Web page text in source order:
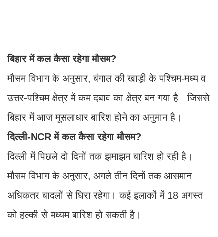
बिहार में कल कैसा रहेगा मौसम?
मौसम विभाग के अनुसार, बंगाल की खाड़ी के पश्चिम-मध्य व
उत्तर-पश्चिम क्षेत्र में कम दबाव का क्षेत्र बन गया है। जिससे
बिहार में आज मूसलाधार बारिश होने का अनुमान है।
दिल्ली-NCR में कल कैसा रहेगा मौसम?
दिल्ली में पिछले दो दिनों तक झमाझम बारिश हो रही है।
मौसम विभाग के अनुसार, अगले तीन दिनों तक आसमान
अधिकतर बादलों से घिरा रहेगा। कई इलाकों में 18 अगस्त
को हल्की से मध्यम बारिश हो सकती है।